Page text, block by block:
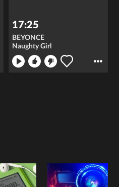
17:25
BEYONCÉ
Naughty Girl